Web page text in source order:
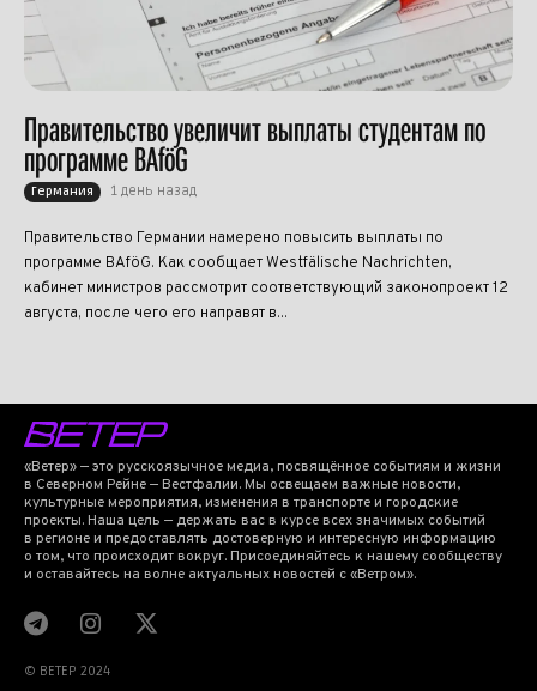
Правительство увеличит выплаты студентам по
программе BAföG
Германия 1 день назад
Правительство Германии намерено повысить выплаты по
программе BAföG. Как сообщает Westfälische Nachrichten,
кабинет министров рассмотрит соответствующий законопроект 12
августа, после чего его направят в...
«Ветер» — это русскоязычное медиа, посвящённое событиям и жизни
в Северном Рейне — Вестфалии. Мы освещаем важные новости,
культурные мероприятия, изменения в транспорте и городские
проекты. Наша цель — держать вас в курсе всех значимых событий
в регионе и предоставлять достоверную и интересную информацию
о том, что происходит вокруг. Присоединяйтесь к нашему сообществу
и оставайтесь на волне актуальных новостей с «Ветром».
© BETEP 2024